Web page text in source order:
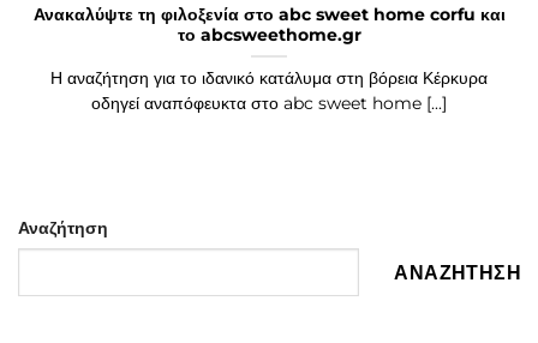
Ανακαλύψτε τη φιλοξενία στο abc sweet home corfu και
το abcsweethome.gr
Η αναζήτηση για το ιδανικό κατάλυμα στη βόρεια Κέρκυρα
οδηγεί αναπόφευκτα στο abc sweet home [...]
Αναζήτηση
ΑΝΑΖΉΤΗΣΗ